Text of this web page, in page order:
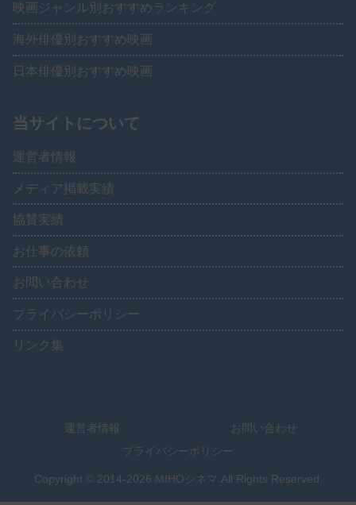
映画ジャンル別おすすめランキング
海外俳優別おすすめ映画
日本俳優別おすすめ映画
当サイトについて
運営者情報
メディア掲載実績
協賛実績
お仕事の依頼
お問い合わせ
プライバシーポリシー
リンク集
運営者情報
お問い合わせ
プライバシーポリシー
Copyright © 2014-2026 MIHOシネマ All Rights Reserved.